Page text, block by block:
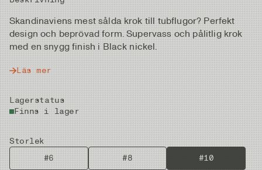
Skandinaviens mest sålda krok till tubflugor? Perfekt
design och beprövad form. Supervass och pålitlig krok
med en snygg finish i Black nickel.
Läs mer
Lagerstatus
Finns i lager
Storlek
#6
#8 #10